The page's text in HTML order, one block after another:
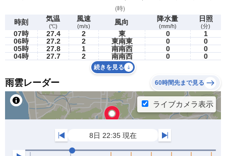
時刻 気温
(℃)
風速
(m/s) 風向 降水量
(mm/h)
日照
(分)
07時 27.4 2 東 0
1
06時
27.2 2 東南東 0
0
05時
27.8 1 南南西 0
0
04時
27.7 2 南南西 0 0
続きを見る
雨雲レーダー 60時間先まで見る